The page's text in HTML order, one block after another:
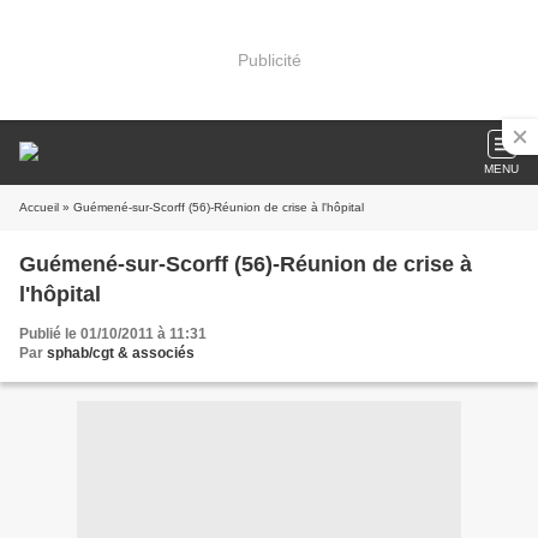
Publicité
MENU
Accueil » Guémené-sur-Scorff (56)-Réunion de crise à l'hôpital
Guémené-sur-Scorff (56)-Réunion de crise à
l'hôpital
Publié le 01/10/2011 à 11:31
Par sphab/cgt & associés